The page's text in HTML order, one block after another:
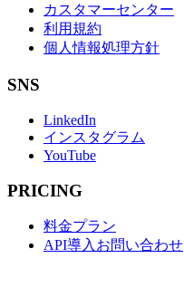
カスタマーセンター
利用規約
個人情報処理方針
SNS
LinkedIn
インスタグラム
YouTube
PRICING
料金プラン
API導入お問い合わせ